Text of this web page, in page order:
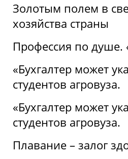
Золотым полем в
хозяйства страны
Профессия по душе.
«Бухгалтер может
студентов агровуза.
«Бухгалтер может
студентов агровуза.
Плавание – залог